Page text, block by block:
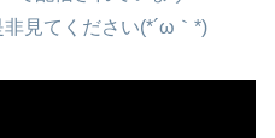
見てください(*´ω｀*)